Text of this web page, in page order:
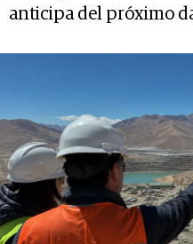
anticipa del próximo